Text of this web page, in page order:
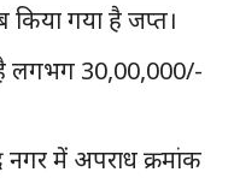
किया गया है जप्त।
लगभग 30,00,000/-
नगर में अपराध क्रमांक